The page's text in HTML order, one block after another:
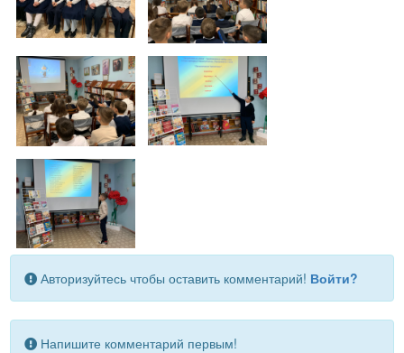
Авторизуйтесь чтобы оставить комментарий! Войти?
Напишите комментарий первым!